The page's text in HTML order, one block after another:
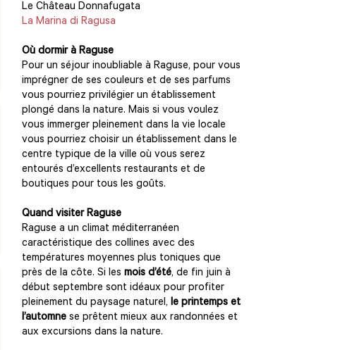
Le Château Donnafugata
La Marina di Ragusa
Où dormir à Raguse
Pour un séjour inoubliable à Raguse, pour vous
imprégner de ses couleurs et de ses parfums
vous pourriez privilégier un établissement
plongé dans la nature. Mais si vous voulez
vous immerger pleinement dans la vie locale
vous pourriez choisir un établissement dans le
centre typique de la ville où vous serez
entourés d’excellents restaurants et de
boutiques pour tous les goûts.
Quand visiter Raguse
Raguse a un climat méditerranéen
caractéristique des collines avec des
températures moyennes plus toniques que
près de la côte. Si les mois d’été, de fin juin à
début septembre sont idéaux pour profiter
pleinement du paysage naturel, le printemps et
l’automne se prêtent mieux aux randonnées et
aux excursions dans la nature.